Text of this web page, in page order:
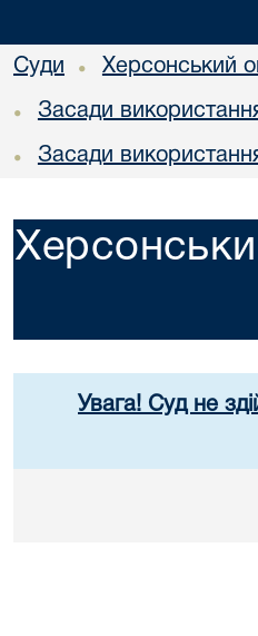
Суди • Херсонський
• Засади
• Засади
Увага! Суд не